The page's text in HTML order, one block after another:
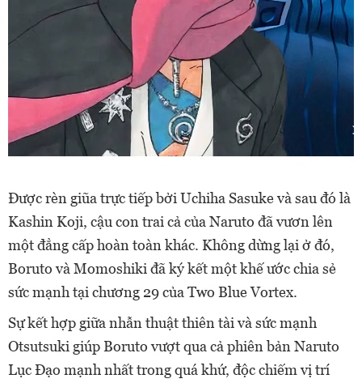
Được rèn giũa trực tiếp bởi Uchiha Sasuke và sau đó là
Kashin Koji, cậu con trai cả của Naruto đã vươn lên
một đẳng cấp hoàn toàn khác. Không dừng lại ở đó,
Boruto và Momoshiki đã ký kết một khế ước chia sẻ
sức mạnh tại chương 29 của Two Blue Vortex.
Sự kết hợp giữa nhẫn thuật thiên tài và sức mạnh
Otsutsuki giúp Boruto vượt qua cả phiên bản Naruto
Lục Đạo mạnh nhất trong quá khứ, độc chiếm vị trí